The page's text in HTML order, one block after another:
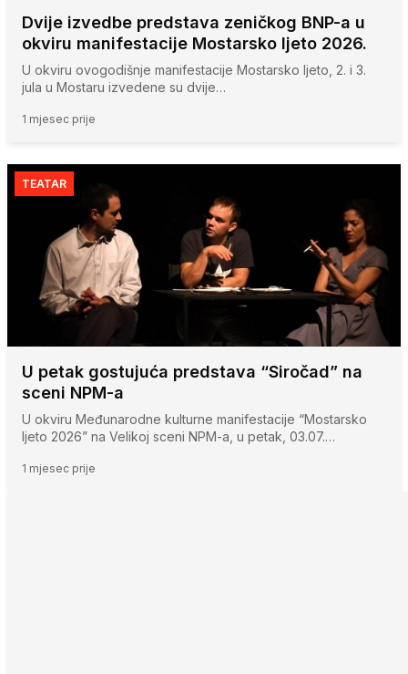
Dvije izvedbe predstava zeničkog BNP-a u
okviru manifestacije Mostarsko ljeto 2026.
U okviru ovogodišnje manifestacije Mostarsko ljeto, 2. i 3.
jula u Mostaru izvedene su dvije…
1 mjesec prije
TEATAR
U petak gostujuća predstava “Siročad” na
sceni NPM-a
U okviru Međunarodne kulturne manifestacije “Mostarsko
ljeto 2026” na Velikoj sceni NPM-a, u petak, 03.07.…
1 mjesec prije